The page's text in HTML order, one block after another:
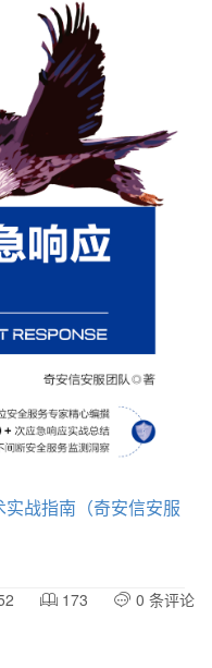
实战指南（奇安信安服
173
0 条评论